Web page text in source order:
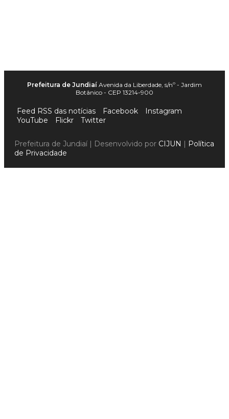
Prefeitura de Jundiaí Avenida da Liberdade, s/nº - Jardim
Botânico - CEP 13214-900
Feed RSS das notícias Facebook
Instagram
YouTube
Flickr Twitter
Prefeitura de Jundiaí | Desenvolvido por CIJUN | Política
de Privacidade